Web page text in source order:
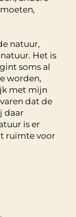
natuur,
Het is
soms al
worden,
met mijn
dat de
daar
is er
ruimte voor